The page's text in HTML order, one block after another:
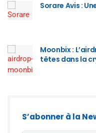
Sorare Avis :
Moonbix :
têtes dans la
S’abonner à la